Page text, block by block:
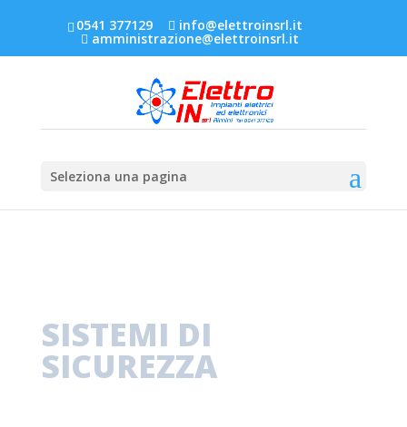
0541 377129 info@elettroinsrl.it
amministrazione@elettroinsrl.it
Seleziona una pagina
SISTEMI DI
SICUREZZA